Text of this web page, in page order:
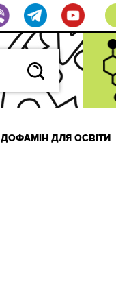
ДОФАМІН ДЛЯ ОСВІТИ